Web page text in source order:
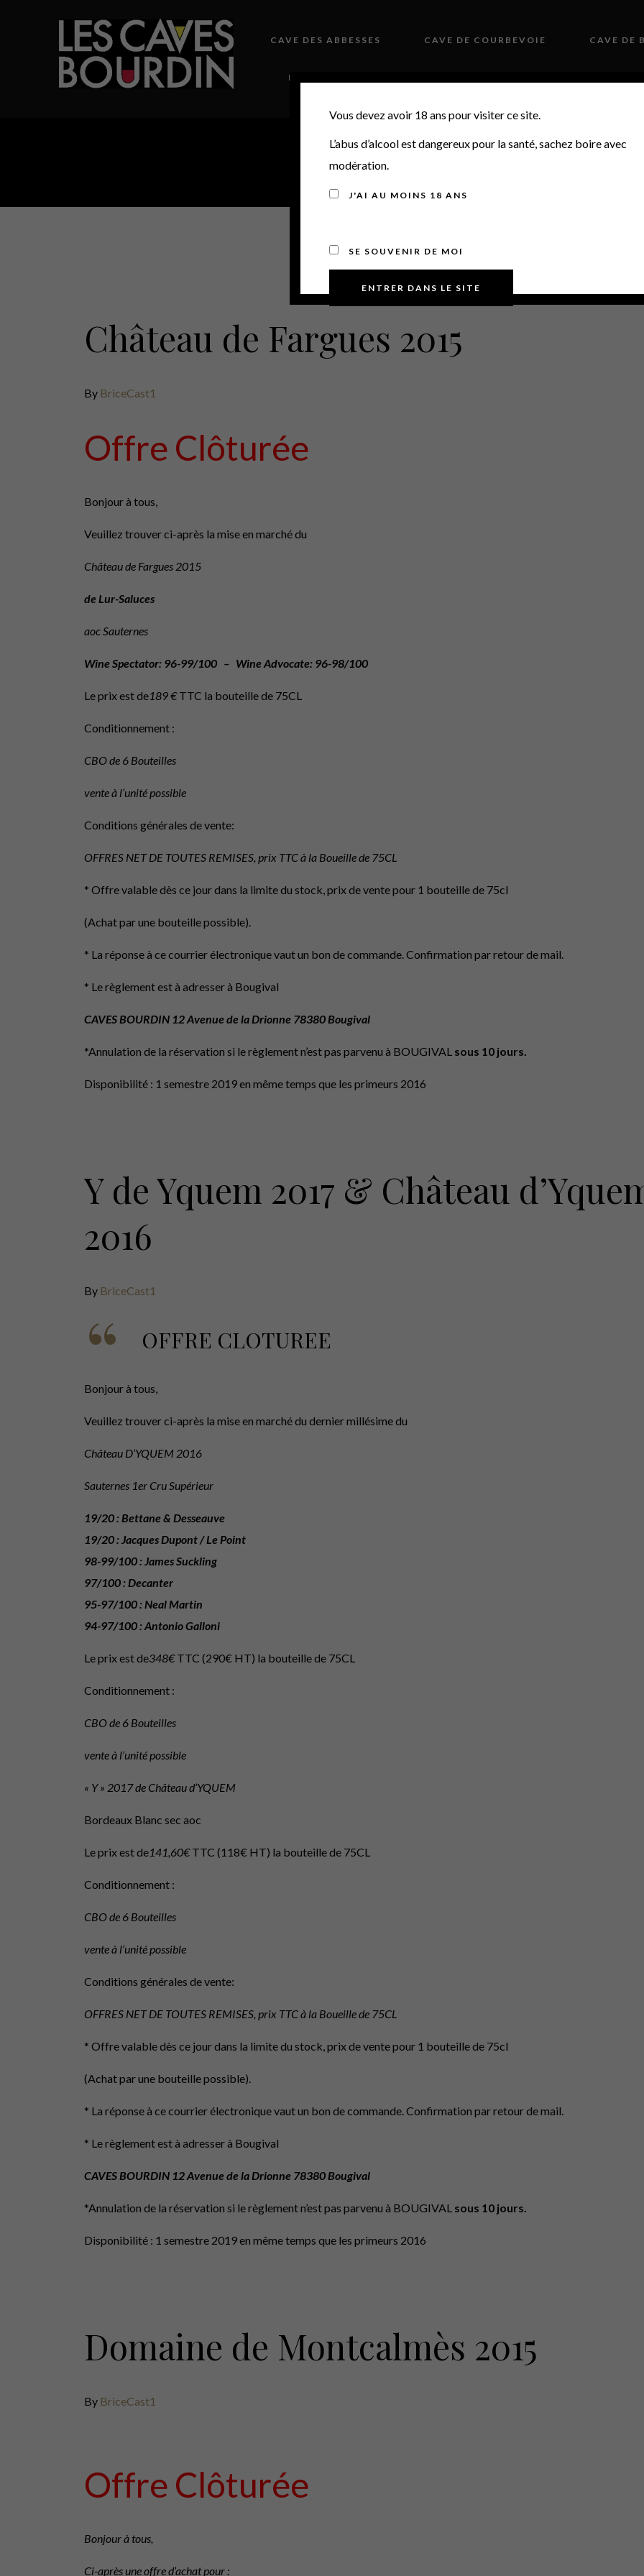
CAVE DES ABBESSES CAVE DE COURBEVOIE CAVE DE
NOTRE HISTOIRE
OFFRES DU MOIS
Château de Fargues 2015
By BriceCast1
Offre Clôturée
Bonjour à tous,
Veuillez trouver ci-après la mise en marché du
Château de Fargues 2015
de Lur-Saluces
aoc Sauternes
Wine Spectator: 96-99/100 – Wine Advocate: 96-98/100
Le prix est de189 €TTC la bouteille de 75CL
Conditionnement :
CBO de 6 Bouteilles
vente à l’unité possible
Conditions générales de vente:
OFFRES NET DE TOUTES REMISES, prix TTC à la Boueille de 75CL
* Offre valable dès ce jour dans la limite du stock, prix de vente pour 1 bouteille de 75cl
(Achat par une bouteille possible).
* La réponse à ce courrier électronique vaut un bon de commande. Confirmation par retour de mail.
* Le règlement est à adresser à Bougival
CAVES BOURDIN 12 Avenue de la Drionne 78380 Bougival
*Annulation de la réservation si le règlement n’est pas parvenu à BOUGIVAL sous 10 jours.
Disponibilité : 1 semestre 2019 en même temps que les primeurs 2016
Y de Yquem 2017 & Château
2016
By BriceCast1
OFFRE CLOTUREE
Bonjour à tous,
Veuillez trouver ci-après la mise en marché du dernier millésime du
Château D’YQUEM 2016
Sauternes 1er Cru Supérieur
19/20 : Bettane & Desseauve
19/20 : Jacques Dupont / Le Point
98-99/100 : James Suckling
97/100 : Decanter
95-97/100 : Neal Martin
94-97/100 : Antonio Galloni
Le prix est de348€TTC (290€ HT) la bouteille de 75CL
Conditionnement :
CBO de 6 Bouteilles
vente à l’unité possible
« Y » 2017 de Château d’YQUEM
Bordeaux Blanc sec aoc
Le prix est de141,60€TTC (118€ HT) la bouteille de 75CL
Conditionnement :
CBO de 6 Bouteilles
vente à l’unité possible
Conditions générales de vente:
OFFRES NET DE TOUTES REMISES, prix TTC à la Boueille de 75CL
* Offre valable dès ce jour dans la limite du stock, prix de vente pour 1 bouteille de 75cl
(Achat par une bouteille possible).
* La réponse à ce courrier électronique vaut un bon de commande. Confirmation par retour de mail.
* Le règlement est à adresser à Bougival
CAVES BOURDIN 12 Avenue de la Drionne 78380 Bougival
*Annulation de la réservation si le règlement n’est pas parvenu à BOUGIVAL sous 10 jours.
Disponibilité : 1 semestre 2019 en même temps que les primeurs 2016
Domaine de Montcalmès 2015
By BriceCast1
Offre Clôturée
Bonjour à tous,
Ci-après une offre d’achat pour :
Vous devez avoir 18 ans pour visiter ce site.
L’abus d’alcool est dangereux pour la santé, sachez boire avec
modération.
J'AI AU MOINS 18 ANS
SE SOUVENIR DE MOI